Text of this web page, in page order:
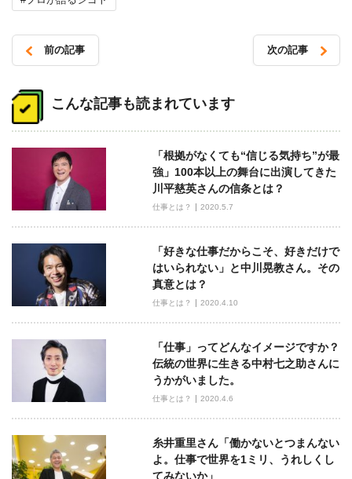
稿
ナ
ョ
ン
前の記事 次の記事
こんな記事も読まれています
「根拠がなくても“信じる気持ち”が最
強」100本以上の舞台に出演してきた
川平慈英さんの信条とは？
仕事とは？ 2020.5.7
「好きな仕事だからこそ、好きだけで
はいられない」と中川晃教さん。その
真意とは？
仕事とは？ 2020.4.10
「仕事」ってどんなイメージですか？
伝統の世界に生きる中村七之助さんに
うかがいました。
仕事とは？ 2020.4.6
糸井重里さん「働かないとつまんない
よ。仕事で世界を1ミリ、うれしくし
てみないか」